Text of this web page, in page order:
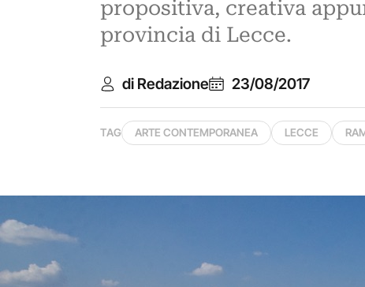
propositiva, creativa
provincia di Lecce.
di Redazione 23/08/2017
TAG ARTE CONTEMPORANEA LECCE